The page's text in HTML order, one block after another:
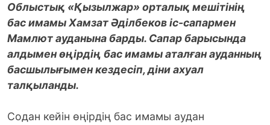
Облыстық «Қызылжар» орталық мешітінің
бас имамы Хамзат Әділбеков іс-сапармен
Мамлют ауданына барды. Сапар барысында
алдымен өңірдің бас имамы аталған ауданның
басшылығымен кездесіп, діни ахуал
талқыланды.
Содан кейін өңірдің бас имамы аудан